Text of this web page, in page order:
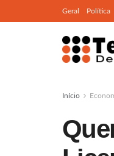
Geral Política
Início